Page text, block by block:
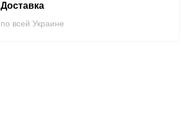
Доставка
по всей Украине